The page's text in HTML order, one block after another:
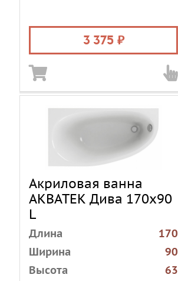
3 375
Акриловая ванна
АКВАТЕК Дива 170х90
L
Длина
170
Ширина
90
Высота
63